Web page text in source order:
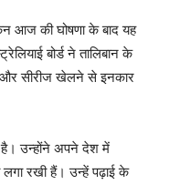
आज की घोषणा के बाद यह
बोर्ड ने तालिबान के
और सीरीज खेलने से इनकार
है। उन्होंने अपने देश में
रखी हैं। उन्हें पढ़ाई के